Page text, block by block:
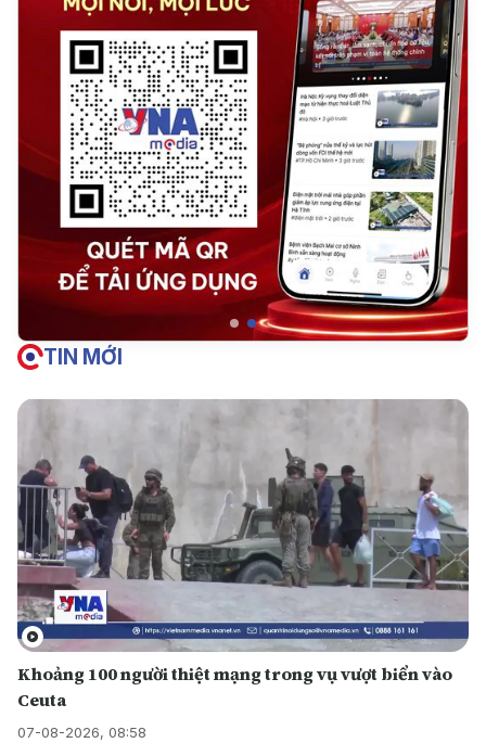
TIN MỚI
Khoảng 100 người thiệt mạng trong vụ vượt biển vào
Ceuta
07-08-2026, 08:58